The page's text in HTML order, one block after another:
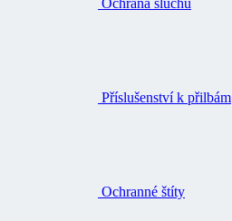
Ochrana sluchu
Příslušenství k přilbám
Ochranné štíty